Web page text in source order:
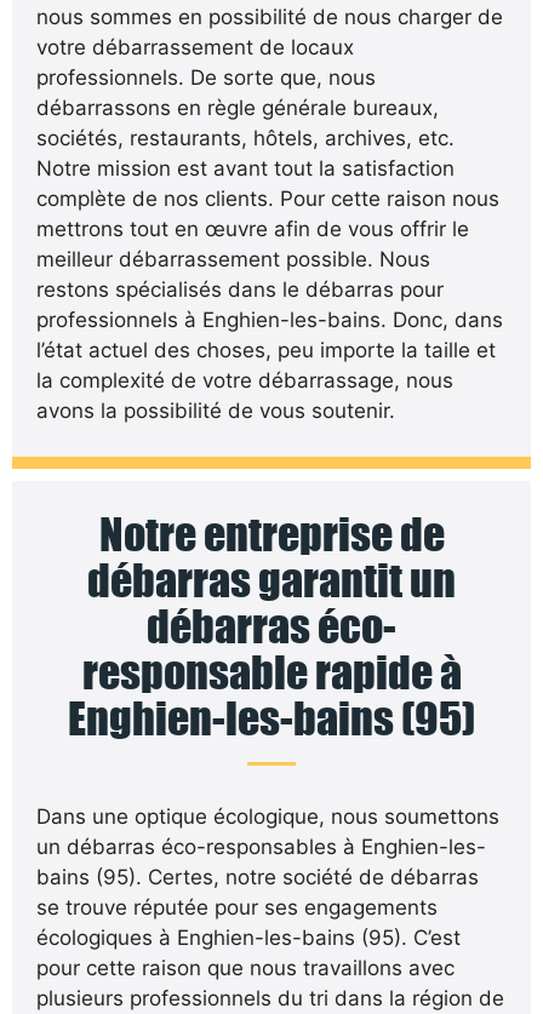
nous sommes en possibilité de nous charger de
votre débarrassement de locaux
professionnels. De sorte que, nous
débarrassons en règle générale bureaux,
sociétés, restaurants, hôtels, archives, etc.
Notre mission est avant tout la satisfaction
complète de nos clients. Pour cette raison nous
mettrons tout en œuvre afin de vous offrir le
meilleur débarrassement possible. Nous
restons spécialisés dans le débarras pour
professionnels à Enghien-les-bains. Donc, dans
l’état actuel des choses, peu importe la taille et
la complexité de votre débarrassage, nous
avons la possibilité de vous soutenir.
Notre entreprise de
débarras garantit un
débarras éco-
responsable rapide à
Enghien-les-bains (95)
Dans une optique écologique, nous soumettons
un débarras éco-responsables à Enghien-les-
bains (95). Certes, notre société de débarras
se trouve réputée pour ses engagements
écologiques à Enghien-les-bains (95). C’est
pour cette raison que nous travaillons avec
plusieurs professionnels du tri dans la région de